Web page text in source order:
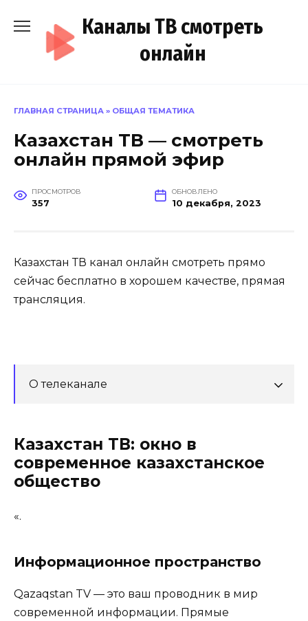
содержанию
Каналы ТВ смотреть
онлайн
ГЛАВНАЯ СТРАНИЦА » ОБЩАЯ ТЕМАТИКА
Казахстан ТВ — смотреть
онлайн прямой эфир
ПРОСМОТРОВ
357
ОБНОВЛЕНО
10 декабря, 2023
Казахстан ТВ канал онлайн смотреть прямо
сейчас бесплатно в хорошем качестве, прямая
трансляция.
О телеканале
Казахстан ТВ: окно в
современное казахстанское
общество
«.
Информационное пространство
Qazaqstan TV — это ваш проводник в мир
современной информации. Прямые